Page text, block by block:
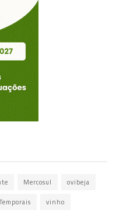
Mercosul ovibeja
Temporais vinho